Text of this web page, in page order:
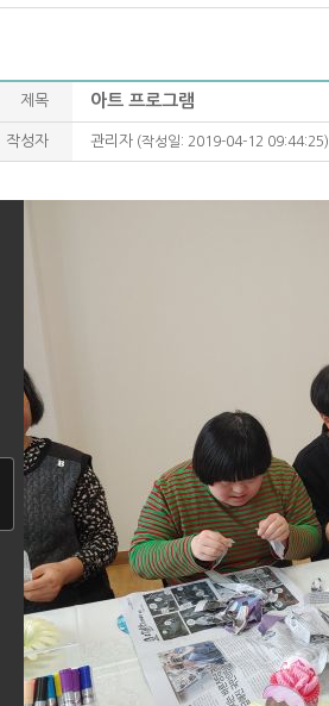
제목 아트 프로그램
작성자 관리자 (작성일: 2019-04-12 09:44:25)